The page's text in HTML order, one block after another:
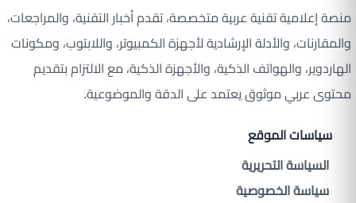
منصة إعلامية تقنية عربية متخصصة، تقدم أخبار التقنية، والمراجعات،
والمقارنات، والأدلة الإرشادية لأجهزة الكمبيوتر، واللابتوب، ومكونات
الهاردوير، والهواتف الذكية، والأجهزة الذكية، مع الالتزام بتقديم
محتوى عربي موثوق يعتمد على الدقة والموضوعية.
سياسات الموقع
السياسة التحريرية
سياسة الخصوصية